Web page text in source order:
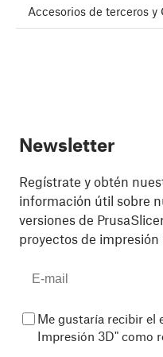
Accesorios de terceros y
Newsletter
Regístrate y obtén
información útil sobre
versiones de
proyectos de impresión
Me gustaría recibir el
Impresión 3D" como